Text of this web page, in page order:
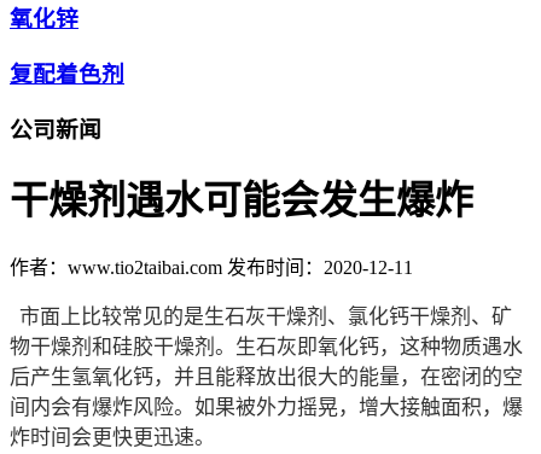
氧化锌
复配着色剂
公司新闻
干燥剂遇水可能会发生爆炸
作者：www.tio2taibai.com 发布时间：2020-12-11
市面上比较常见的是生石灰干燥剂、氯化钙干燥剂、矿
物干燥剂和硅胶干燥剂。生石灰即氧化钙，这种物质遇水
后产生氢氧化钙，并且能释放出很大的能量，在密闭的空
间内会有爆炸风险。如果被外力摇晃，增大接触面积，爆
炸时间会更快更迅速。